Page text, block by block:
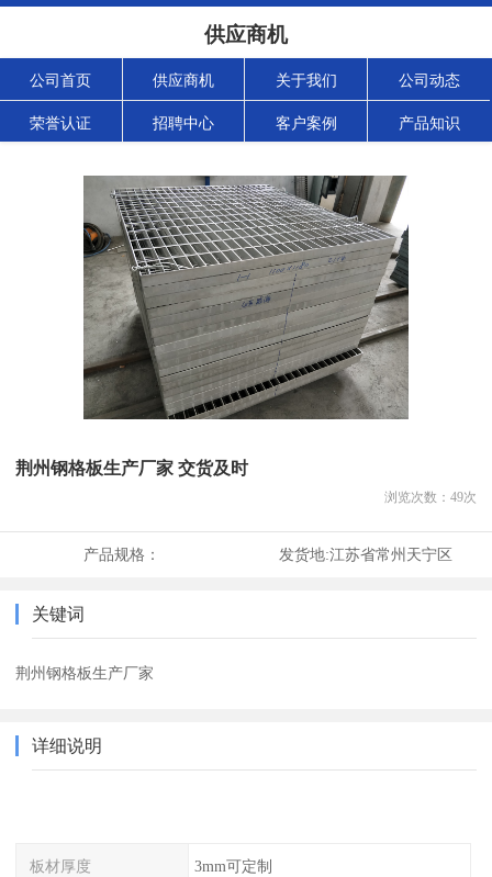
供应商机
公司首页 供应商机 关于我们 公司动态
荣誉认证 招聘中心 客户案例 产品知识
荆州钢格板生产厂家 交货及时
浏览次数： 49次
产品规格： 发货地:江苏省常州天宁区
关键词
荆州钢格板生产厂家
详细说明
板材厚度 3mm可定制